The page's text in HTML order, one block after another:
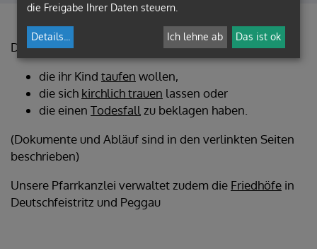
Die Pfarrkanzlei ist Anlaufstelle für alle,
die ihr Kind taufen wollen,
die sich kirchlich trauen lassen oder
die einen Todesfallzu beklagen haben.
(Dokumente und Abläuf sind in den verlinkten Seiten
beschrieben)
Unsere Pfarrkanzlei verwaltet zudem die Friedhöfe in
Deutschfeistritz und Peggau
die Freigabe Ihrer Daten steuern.
Details Ich lehne ab Das ist ok